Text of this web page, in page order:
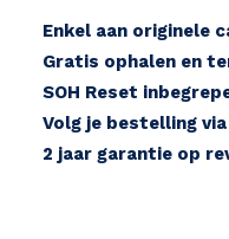
Enkel aan originele
Gratis ophalen en
SOH Reset
Volg je bestelling
2 jaar garantie op